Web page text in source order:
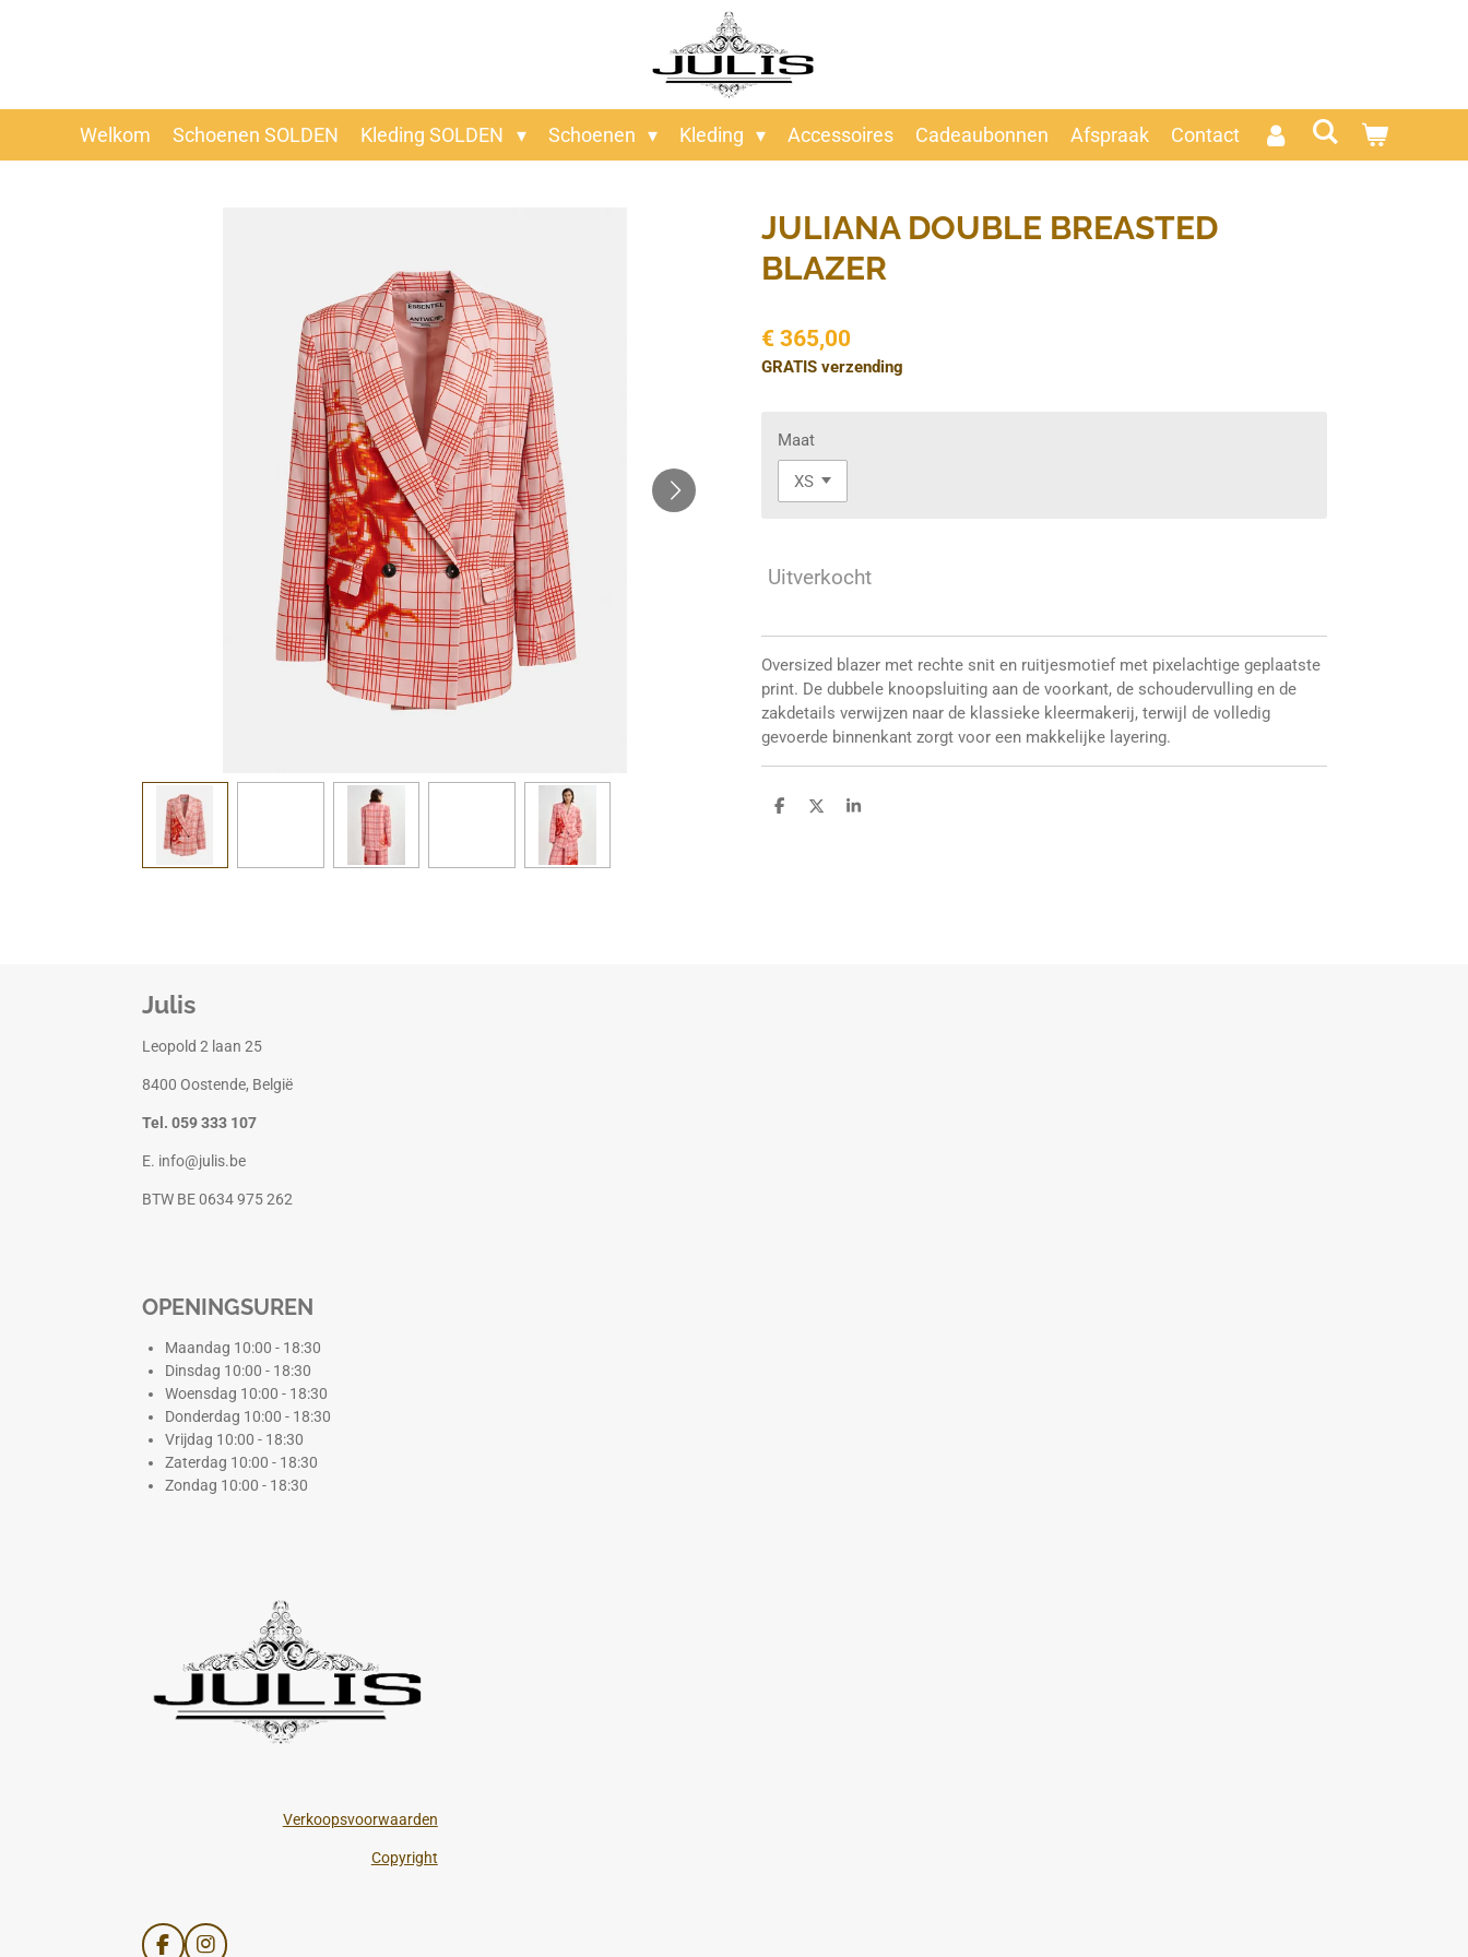
Welkom Schoenen SOLDEN Kleding SOLDEN Schoenen Kleding Accessoires Cadeaubonnen Afspraak Contact
JULIANA DOUBLE BREASTED
BLAZER
€ 365,00
GRATIS verzending
Maat
Uitverkocht
Oversized blazer met rechte snit en ruitjesmotief met pixelachtige geplaatste
print. De dubbele knoopsluiting aan de voorkant, de schoudervulling en de
zakdetails verwijzen naar de klassieke kleermakerij, terwijl de volledig
gevoerde binnenkant zorgt voor een makkelijke layering.
D
D
S
Julis
Leopold 2 laan 25
8400 Oostende, België
Tel. 059 333 107
E. info@julis.be
BTW BE 0634 975 262
OPENINGSUREN
Maandag 10:00 - 18:30
Dinsdag 10:00 - 18:30
Woensdag 10:00 - 18:30
Donderdag 10:00 - 18:30
Vrijdag 10:00 - 18:30
Zaterdag 10:00 - 18:30
Zondag 10:00 - 18:30
Verkoopsvoorwaarden
Copyright